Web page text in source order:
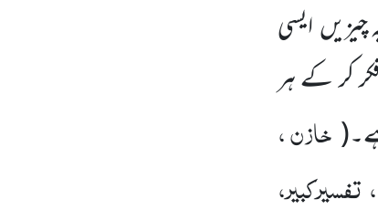
چیزیں ایسی
کر کے ہر
( خازن ،
،تفسیرکبیر،